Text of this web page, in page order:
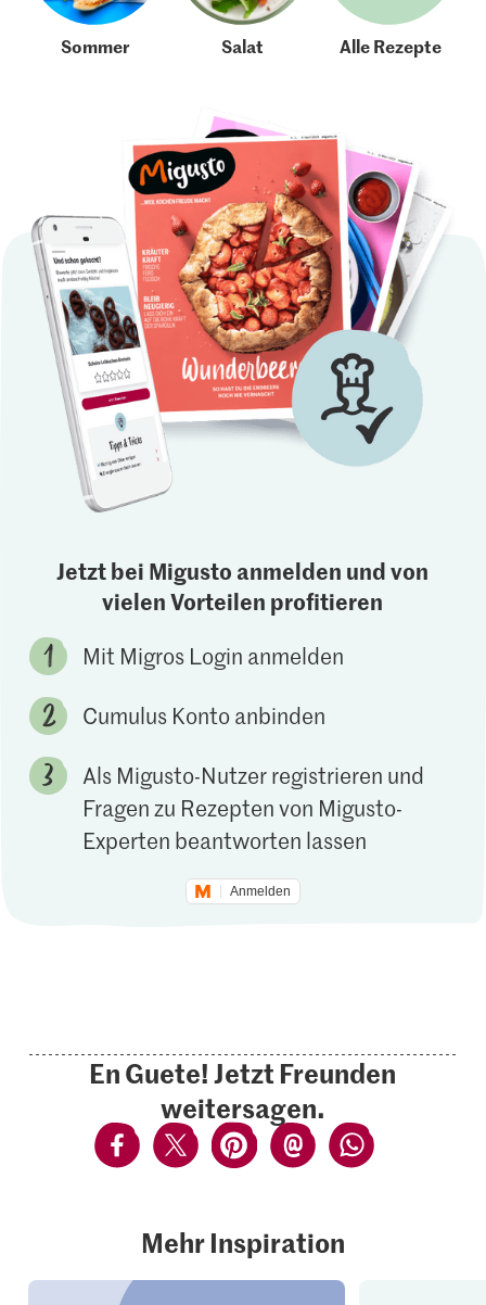
Sommer Salat Alle Rezepte
Jetzt bei Migusto anmelden und von
vielen Vorteilen profitieren
Mit Migros Login anmelden
Cumulus Konto anbinden
Als Migusto-Nutzer registrieren und
Fragen zu Rezepten von Migusto-
Experten beantworten lassen
Anmelden
En Guete! Jetzt Freunden
weitersagen.
Mehr Inspiration